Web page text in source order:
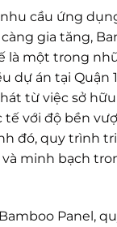
cầu ứng
gia tăng,
là một trong
dự án tại Quận
từ việc sở
tế với độ bền
đó, quy trình
minh bạch
Panel,